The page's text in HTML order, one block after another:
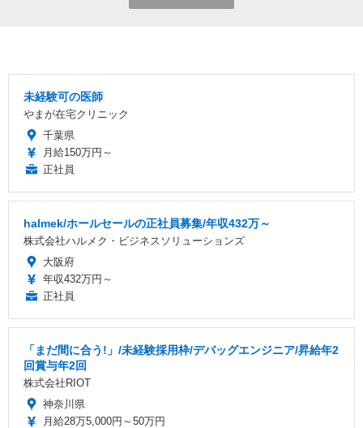
未経験可の医師
やまが在宅クリニック
千葉県
月給150万円～
正社員
halmek/ホールセールの正社員募集/年収432万～
株式会社ハルメク・ビジネスソリューションズ
大阪府
年収432万円～
正社員
「まだ間に合う!」/未経験採用枠/デバッグエンジニア/昇給年2
回賞与年2回
株式会社RIOT
神奈川県
月給28万5,000円～50万円